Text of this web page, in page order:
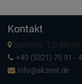
Kontakt
Spitalstr. 1 D-38640
+49 (5321) 75 91 -
info@akzent.de